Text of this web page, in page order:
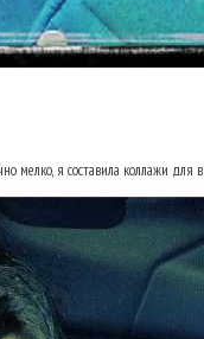
мелко, я составила коллажи для